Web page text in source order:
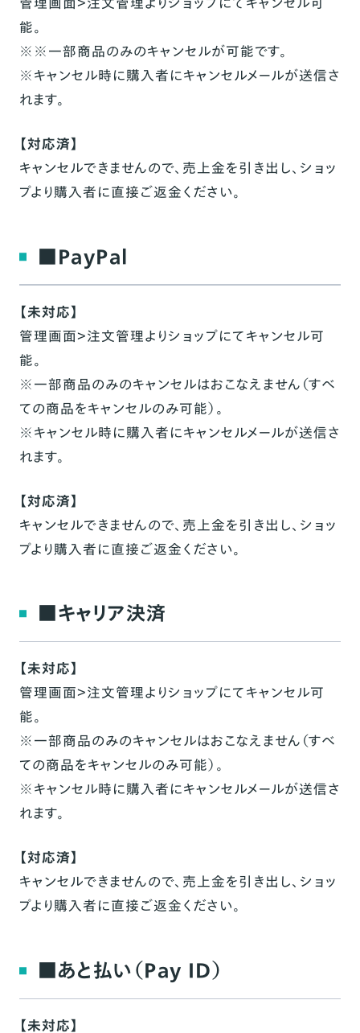
能。
※※一部商品のみのキャンセルが可能です。
※キャンセル時に購入者にキャンセルメールが送信さ
れます。
【対応済】
キャンセルできませんので、売上金を引き出し、ショッ
プより購入者に直接ご返金ください。
■PayPal
【未対応】
管理画面＞注文管理よりショップにてキャンセル可
能。
※一部商品のみのキャンセルはおこなえません（すべ
ての商品をキャンセルのみ可能）。
※キャンセル時に購入者にキャンセルメールが送信さ
れます。
【対応済】
キャンセルできませんので、売上金を引き出し、ショッ
プより購入者に直接ご返金ください。
■キャリア決済
【未対応】
管理画面＞注文管理よりショップにてキャンセル可
能。
※一部商品のみのキャンセルはおこなえません（すべ
ての商品をキャンセルのみ可能）。
※キャンセル時に購入者にキャンセルメールが送信さ
れます。
【対応済】
キャンセルできませんので、売上金を引き出し、ショッ
プより購入者に直接ご返金ください。
■あと払い（Pay ID）
【未対応】